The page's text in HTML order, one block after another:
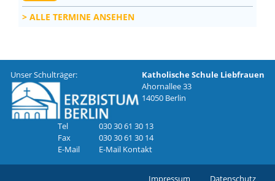
ALLE TERMINE ANSEHEN
Unser Schulträger:
Katholische Schule Liebfrauen
Ahornallee 33
14050 Berlin
Tel
030 30 61 30 13
Fax
030 30 61 30 14
E-Mail
E-Mail Kontakt
Impressum Datenschutz